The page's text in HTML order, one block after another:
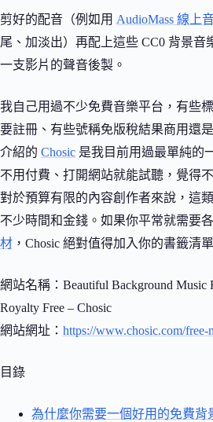
剪好的配音（例如用 AudioMass 線上
尾、加淡出）再配上這些 CC0 背景音
一支影片的聲音後製。
我自己用過不少免費音樂平台，有些
要註冊、有些號稱免版稅結果商用還
介紹的 Chosic 是我目前用過最單純的
不用付費、打開網站就能試聽，覺得
對於預算有限的內容創作者來說，這
不少時間和金錢。如果你平常就需要
材 ，Chosic 絕對值得加入你的書籤清單
網站名稱：Beautiful Background Music
Royalty Free – Chosic
網站網址： https://www.chosic.com/free-
目錄
為什麼你需要一個好用的免費背